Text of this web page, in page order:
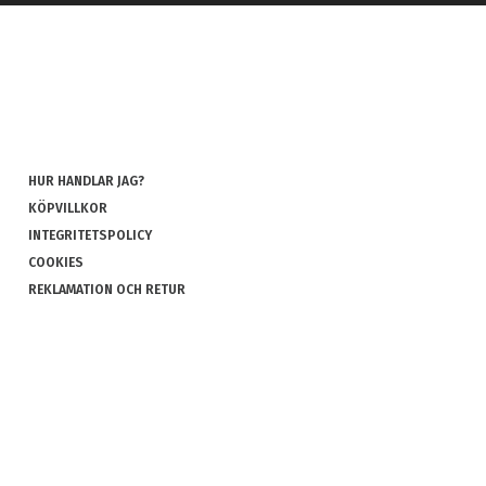
HUR HANDLAR JAG?
KÖPVILLKOR
INTEGRITETSPOLICY
COOKIES
REKLAMATION OCH RETUR